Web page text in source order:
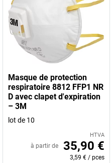
Masque de protection
respiratoire 8812 FFP1 NR
D avec clapet d'expiration
– 3M
lot de 10
HTVA
à partir de 35,90 €
3,59 € / pces